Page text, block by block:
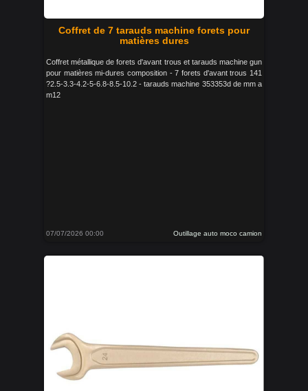
Coffret de 7 tarauds machine forets pour
matières dures
Coffret métallique de forets d'avant trous et tarauds machine gun
pour matières mi-dures composition - 7 forets d'avant trous 141
?2.5-3.3-4.2-5-6.8-8.5-10.2 - tarauds machine 353353d de mm a
m12
07/07/2026 00:00 Outillage auto moco camion